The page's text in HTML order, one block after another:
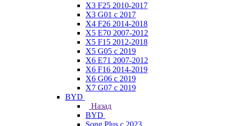
X3 F25 2010-2017
X3 G01 с 2017
X4 F26 2014-2018
X5 E70 2007-2012
X5 F15 2012-2018
X5 G05 с 2019
X6 E71 2007-2012
X6 F16 2014-2019
X6 G06 с 2019
X7 G07 с 2019
BYD
Назад
BYD
Song Plus с 2023